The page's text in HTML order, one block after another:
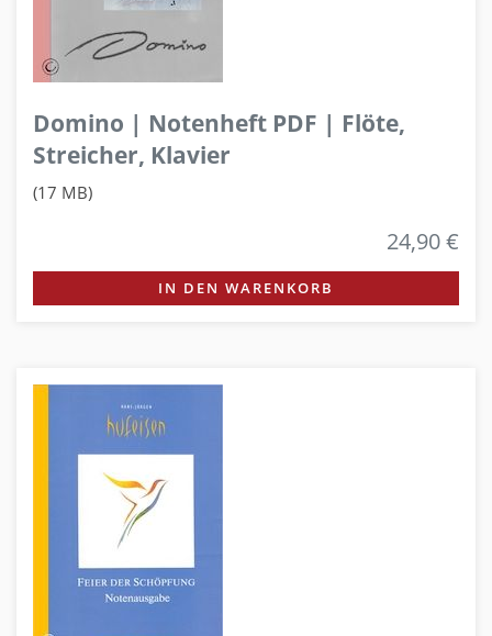
Domino | Notenheft PDF | Flöte,
Streicher, Klavier
(17 MB)
24,90 €
IN DEN WARENKORB